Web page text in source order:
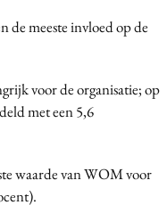
de meeste invloed op de
voor de organisatie; op
met een 5,6
waarde van WOM voor